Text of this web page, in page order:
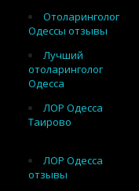
Отоларинголог
Одессы отзывы
Лучший
отоларинголог
Одесса
ЛОР Одесса
Таирово
ЛОР Одесса
отзывы